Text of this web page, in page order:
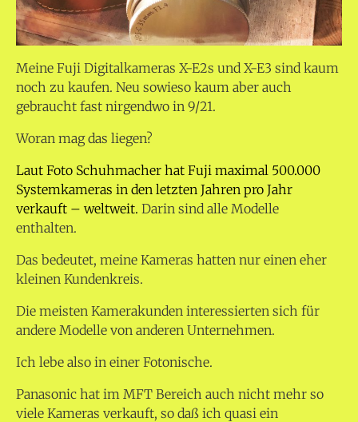
Meine Fuji Digitalkameras X-E2s und X-E3 sind kaum
noch zu kaufen. Neu sowieso kaum aber auch
gebraucht fast nirgendwo in 9/21.
Woran mag das liegen?
Laut Foto Schuhmacher hat Fuji maximal 500.000
Systemkameras in den letzten Jahren pro Jahr
verkauft – weltweit. Darin sind alle Modelle
enthalten.
Das bedeutet, meine Kameras hatten nur einen eher
kleinen Kundenkreis.
Die meisten Kamerakunden interessierten sich für
andere Modelle von anderen Unternehmen.
Ich lebe also in einer Fotonische.
Panasonic hat im MFT Bereich auch nicht mehr so
viele Kameras verkauft, so daß ich quasi ein